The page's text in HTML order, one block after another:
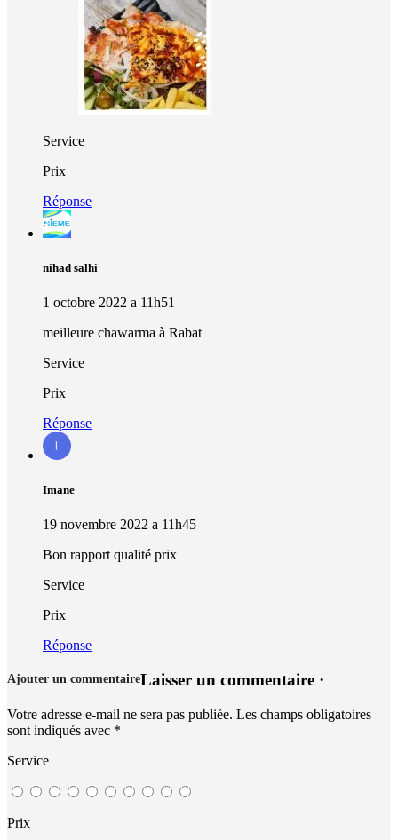
Service
Prix
Réponse
nihad salhi
1 octobre 2022 a 11h51
meilleure chawarma à Rabat
Service
Prix
Réponse
Imane
19 novembre 2022 a 11h45
Bon rapport qualité prix
Service
Prix
Réponse
Ajouter un commentaireLaisser un commentaire ·
Votre adresse e-mail ne sera pas publiée. Les champs obligatoires
sont indiqués avec *
Service
Prix